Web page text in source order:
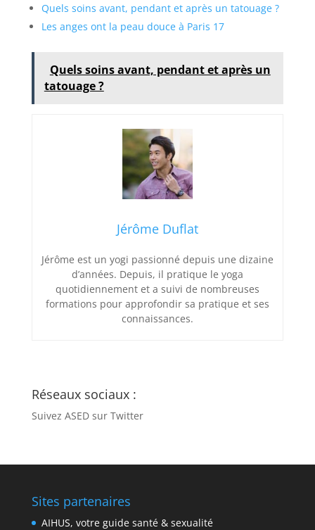
Quels soins avant, pendant et après un tatouage ?
Les anges ont la peau douce à Paris 17
Quels soins avant, pendant et après un
tatouage ?
Jérôme Duflat
Jérôme est un yogi passionné depuis une dizaine
d’années. Depuis, il pratique le yoga
quotidiennement et a suivi de nombreuses
formations pour approfondir sa pratique et ses
connaissances.
Réseaux sociaux :
Suivez ASED sur Twitter
Sites partenaires
AIHUS, votre guide santé & sexualité